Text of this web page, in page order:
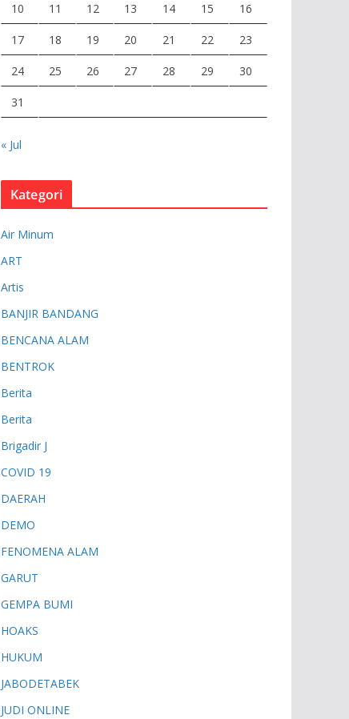
10 11 12 13 14 15 16
17 18 19 20 21 22 23
24 25 26 27 28 29 30
31
« Jul
Kategori
Air Minum
ART
Artis
BANJIR BANDANG
BENCANA ALAM
BENTROK
Berita
Berita
Brigadir J
COVID 19
DAERAH
DEMO
FENOMENA ALAM
GARUT
GEMPA BUMI
HOAKS
HUKUM
JABODETABEK
JUDI ONLINE